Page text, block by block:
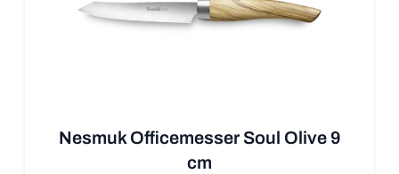
Nesmuk Officemesser Soul Olive 9
cm